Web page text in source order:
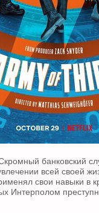
банковский
всей своей
свои навыки в
Интерполом